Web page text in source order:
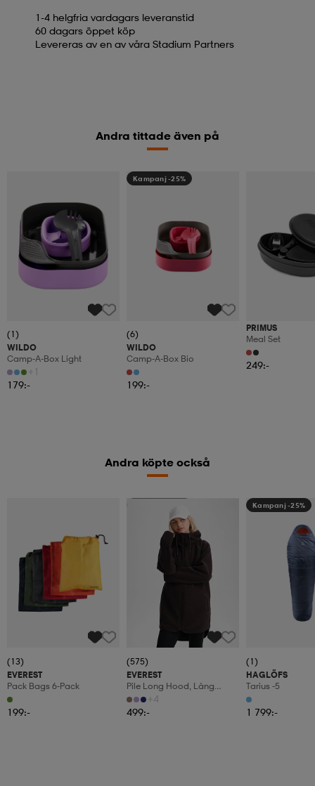
1-4 helgfria vardagars leveranstid
60 dagars öppet köp
Levereras av en av våra Stadium Partners
Andra tittade även på
(1)
WILDO
Camp-A-Box Light
+1
179:-
Kampanj -25%
(6)
WILDO
Camp-A-Box Bio
199:-
PRIMUS
Meal Set
249:-
Andra köpte också
(13)
EVEREST
Pack Bags 6-Pack
199:-
(575)
EVEREST
Pile Long Hood, Lång
Fleecetröja, Dam
+4
499:-
Kampanj -25%
(1)
HAGLÖFS
Tarius -5
1 799:-